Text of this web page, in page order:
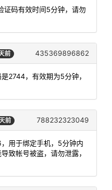
证码有效时间5分钟，请勿
前 435369896862
2744，有效期为5分钟，
前 788232323049
用于绑定手机，5分钟内
致帐号被盗，请勿泄露，